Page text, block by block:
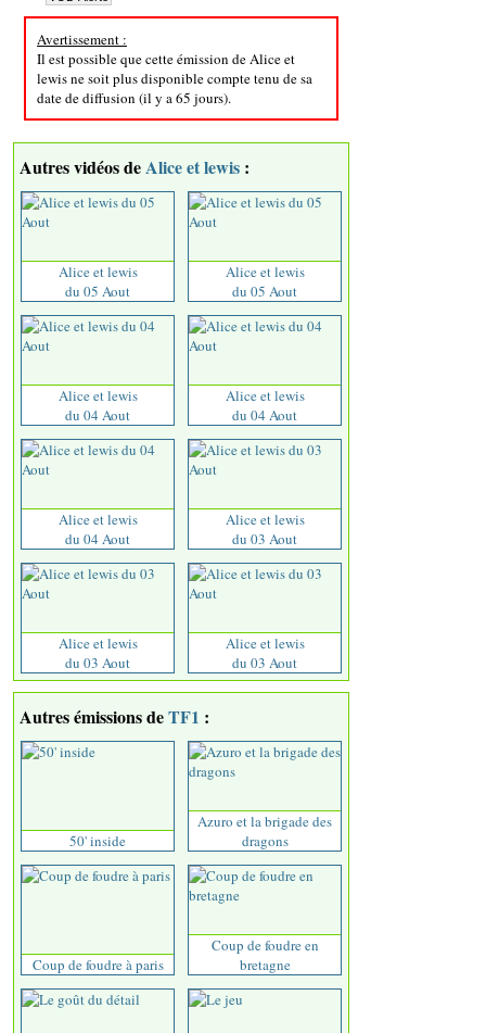
Avertissement :
Il est possible que cette émission de Alice et
lewis ne soit plus disponible compte tenu de sa
date de diffusion (il y a 65 jours).
Autres vidéos deAlice et lewis :
Alice et lewis
du 05 Aout
Alice et lewis
du 05 Aout
Alice et lewis
du 04 Aout
Alice et lewis
du 04 Aout
Alice et lewis
du 04 Aout
Alice et lewis
du 03 Aout
Alice et lewis
du 03 Aout
Alice et lewis
du 03 Aout
Autres émissions deTF1 :
50' inside
Azuro et la brigade des
dragons
Coup de foudre à paris
Coup de foudre en
bretagne